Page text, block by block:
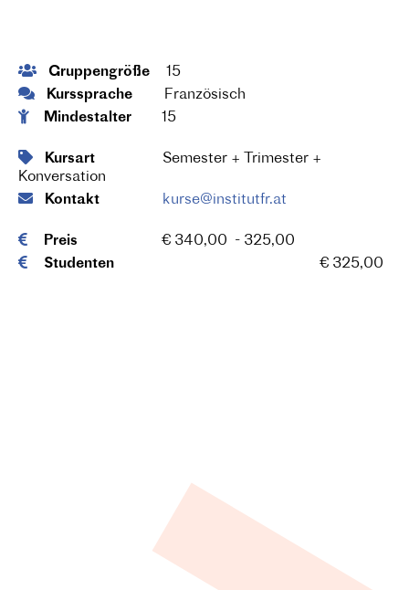
Gruppengröße
15
Kurssprache
Französisch
Mindestalter
15
Kursart
Semester + Trimester +
Konversation
Kontakt
kurse@institutfr.at
Preis
€ 340,00 - 325,00
Studenten
€ 325,00